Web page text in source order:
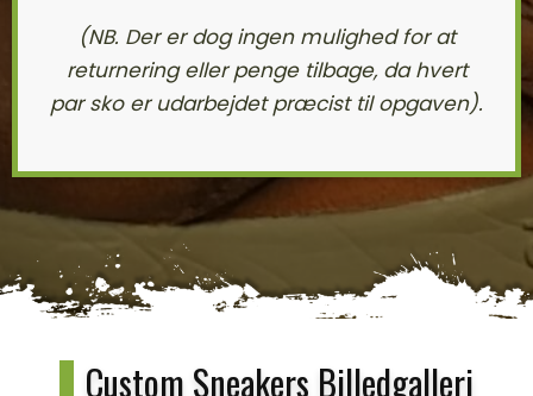
(NB. Der er dog ingen mulighed for at
returnering eller penge tilbage, da hvert
par sko er udarbejdet præcist til opgaven).
Custom Sneakers Billedgalleri